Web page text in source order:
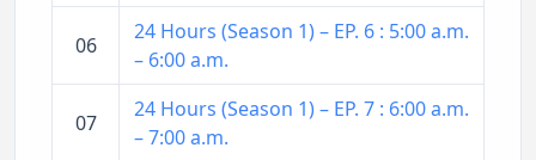
06
24 Hours (Season 1) – EP. 6 : 5:00 a.m.
– 6:00 a.m.
07
24 Hours (Season 1) – EP. 7 : 6:00 a.m.
– 7:00 a.m.